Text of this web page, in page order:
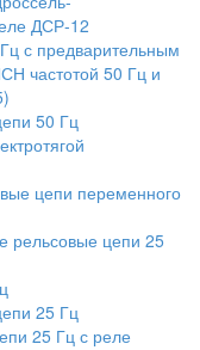
ДСР-12
с предварительным
частотой 50 Гц и
50 Гц
цепи переменного
рельсовые цепи 25
25 Гц
25 Гц с реле